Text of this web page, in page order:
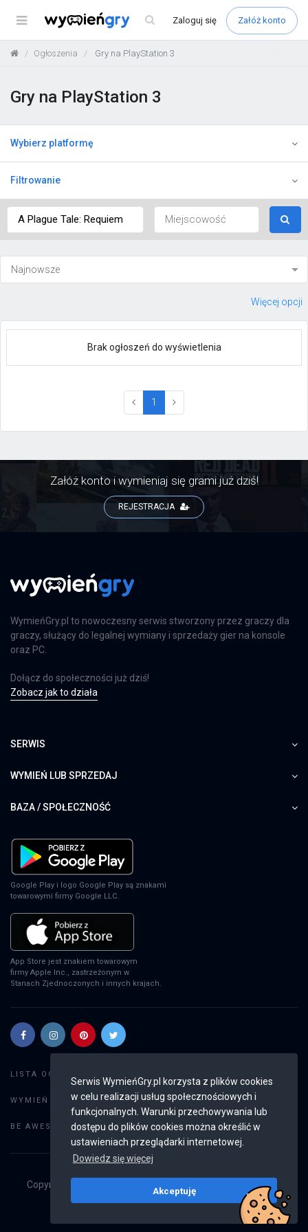
Serwis WymieńGry.pl korzysta z plików cookies
w celu realizacji usług społecznościowych i
funkcjonalnych. Warunki przechowywania lub
dostępu do plików cookies można określić w
ustawieniach przeglądarki internetowej.
Dowiedz się więcej
Akceptuję
Menu Zaloguj się Załóż konto
Ogłoszenia Gry na PlayStation 3
Gry na PlayStation 3
Wybierz platformę
Filtrowanie
Więcej opcji
Brak ogłoszeń do wyświetlenia
1 (current)
Załóż konto i wymieniaj się grami już dziś!
REJESTRACJA
WymieńGry.pl to nowoczesny serwis stworzony przez graczy dla
graczy, służący do legalnej wymiany i sprzedaży gier na konsole
oraz PC.
Dołącz do społeczności już dziś!
Zobacz jak to działa
SERWIS
WYMIEŃ LUB SPRZEDAJ
BAZA / SPOŁECZNOŚĆ
Google Play i logo Google Play są znakami
towarowymi firmy Google LLC.
App Store jest znakiem towarowym
firmy Apple Inc., zastrzeżonym w
Stanach Zjednoczonych i innych krajach.
LISTA OGŁOSZEŃ:
WYMIEŃ GRY: Dodaj ogłoszenie
BE AWESOME: Weryfikacja konta
Copyright © 2019 - 2026
Wszystkie prawa
v2.8.3